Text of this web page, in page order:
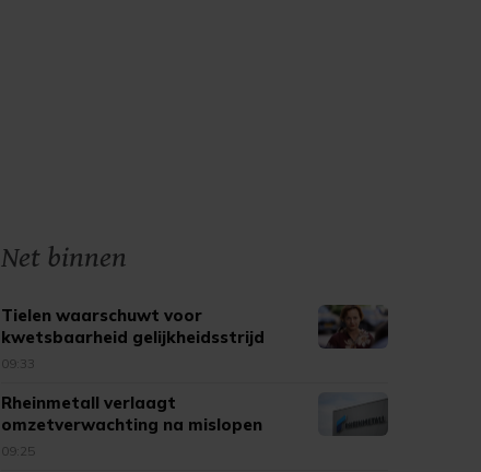
Net binnen
Tielen waarschuwt voor
kwetsbaarheid gelijkheidsstrijd
09:33
Rheinmetall verlaagt
omzetverwachting na mislopen
bouw fregatten
09:25